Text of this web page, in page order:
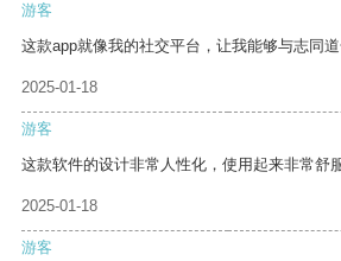
游客
这款app就像我的社交平台，让我能够与志同道
2025-01-18
游客
这款软件的设计非常人性化，使用起来非常舒服
2025-01-18
游客